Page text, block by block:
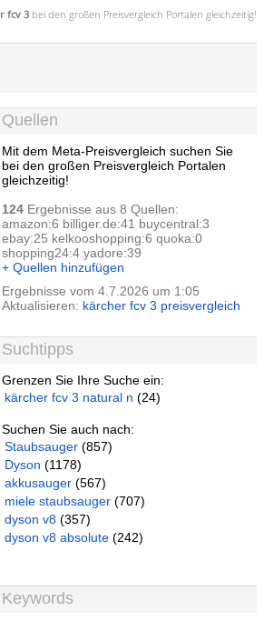
fcv 3 bei den großen Preisvergleich Portalen gleichzeitig!
Quellen
Mit dem Meta-Preisvergleich suchen Sie
bei den großen Preisvergleich Portalen
gleichzeitig!
124 Ergebnisse aus 8 Quellen:
amazon:6 billiger.de:41 buycentral:3
ebay:25 kelkooshopping:6 quoka:0
shopping24:4 yadore:39
+ Quellen hinzufügen
Ergebnisse vom 4.7.2026 um 1:05
Aktualisieren: kärcher fcv 3 preisvergleich
Suchtipps
Grenzen Sie Ihre Suche ein:
kärcher fcv 3 natural n (24)
Suchen Sie auch nach:
Staubsauger (857)
Dyson (1178)
akkusauger (567)
miele staubsauger (707)
dyson v8 (357)
dyson v8 absolute (242)
Keywords